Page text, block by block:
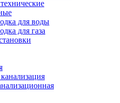
для воды
для газа